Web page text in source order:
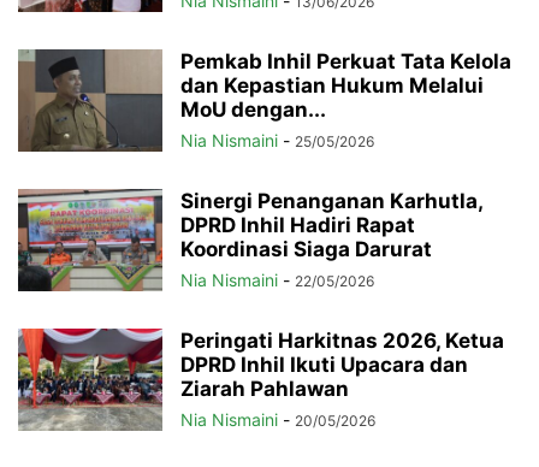
Pemkab Inhil Perkuat Tata Kelola
dan Kepastian Hukum Melalui
MoU dengan...
Nia Nismaini - 25/05/2026
Sinergi Penanganan Karhutla,
DPRD Inhil Hadiri Rapat
Koordinasi Siaga Darurat
Nia Nismaini - 22/05/2026
Peringati Harkitnas 2026, Ketua
DPRD Inhil Ikuti Upacara dan
Ziarah Pahlawan
Nia Nismaini - 20/05/2026